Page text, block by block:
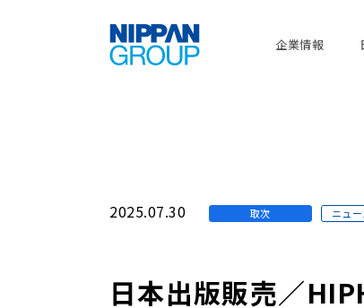
企業情報
2025.07.30 取次 ニュ
日本出版販売／